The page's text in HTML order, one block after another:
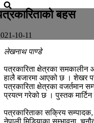
बहस
10-11
लेखनाथ पाण्डे
पत्रकारिता क्षेत्रका समकालीन
हालै बजारमा आएको छ । शेखर
पत्रकारिता क्षेत्रका वजर्तमान
प्रयत्न गरेको छ । पुस्तक मार्टिन
पत्रकारिताका सक्रिय सम्पादक,
नेपाली मिडियाका सम्भावना,